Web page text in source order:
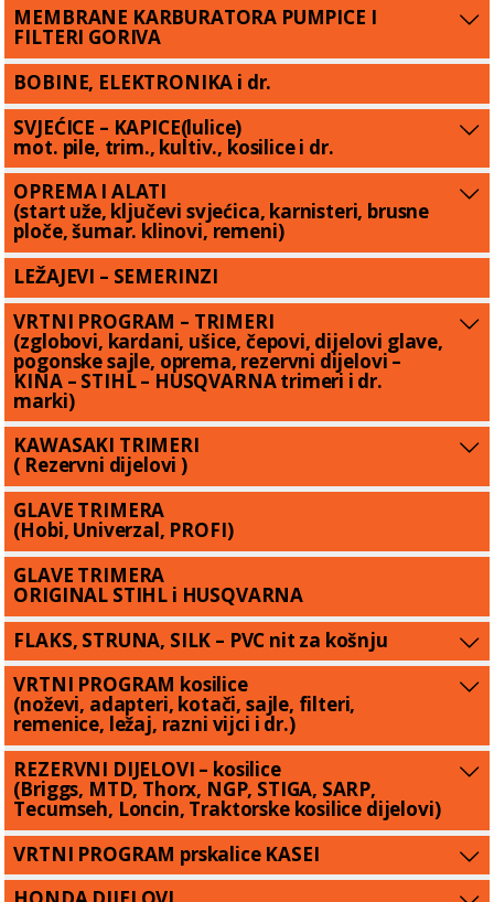
MEMBRANE KARBURATORA PUMPICE I
FILTERI GORIVA
BOBINE, ELEKTRONIKA i dr.
SVJEĆICE – KAPICE(lulice)
mot. pile, trim., kultiv., kosilice i dr.
OPREMA I ALATI
(start uže, ključevi svjećica, karnisteri, brusne
ploče, šumar. klinovi, remeni)
LEŽAJEVI – SEMERINZI
VRTNI PROGRAM – TRIMERI
(zglobovi, kardani, ušice, čepovi, dijelovi glave,
pogonske sajle, oprema, rezervni dijelovi –
KINA – STIHL – HUSQVARNA trimeri i dr.
marki)
KAWASAKI TRIMERI
( Rezervni dijelovi )
GLAVE TRIMERA
(Hobi, Univerzal, PROFI)
GLAVE TRIMERA
ORIGINAL STIHL i HUSQVARNA
FLAKS, STRUNA, SILK – PVC nit za košnju
VRTNI PROGRAM kosilice
(noževi, adapteri, kotači, sajle, filteri,
remenice, ležaj, razni vijci i dr.)
REZERVNI DIJELOVI – kosilice
(Briggs, MTD, Thorx, NGP, STIGA, SARP,
Tecumseh, Loncin, Traktorske kosilice dijelovi)
VRTNI PROGRAM prskalice KASEI